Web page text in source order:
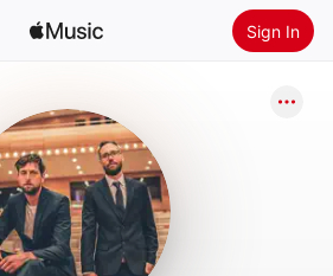
Sign In
Install Apple Music